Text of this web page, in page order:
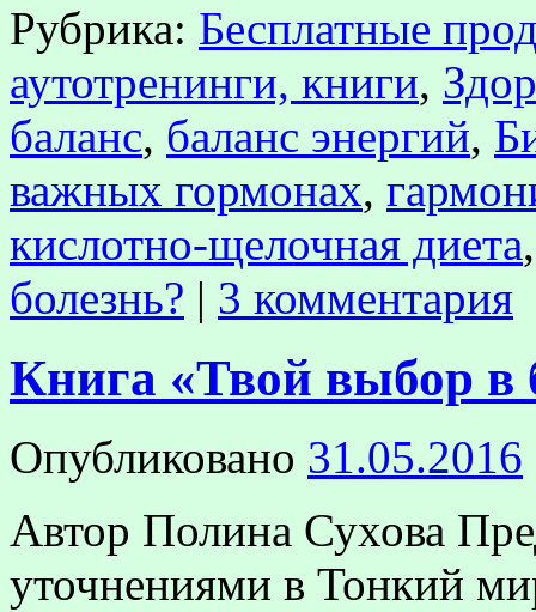
Рубрика: Бесплатные
аутотренинги, книги,
баланс, баланс энергий,
важных гормонах,
кислотно-щелочная диета
болезнь? | 3 комментария
Книга «Твой выбор в
Опубликовано 31.05.2016
Автор Полина Сухова
уточнениями в Тонкий